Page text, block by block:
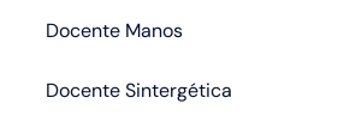
Docente Manos
Docente Sintergética